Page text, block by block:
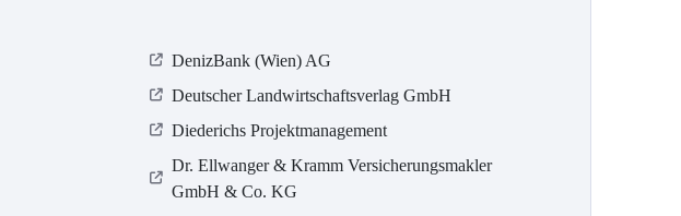
DenizBank (Wien) AG
Deutscher Landwirtschaftsverlag GmbH
Diederichs Projektmanagement
Dr. Ellwanger & Kramm Versicherungsmakler
GmbH & Co. KG